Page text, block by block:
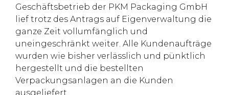
Geschäftsbetrieb der PKM Packaging GmbH
lief trotz des Antrags auf Eigenverwaltung die
ganze Zeit vollumfänglich und
uneingeschränkt weiter. Alle Kundenaufträge
wurden wie bisher verlässlich und pünktlich
hergestellt und die bestellten
Verpackungsanlagen an die Kunden
ausgeliefert.